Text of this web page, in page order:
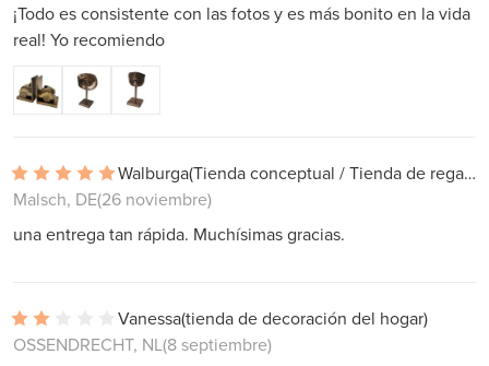
¡Todo es consistente con las fotos y es más bonito en la vida
real! Yo recomiendo
Walburga
(Tienda conceptual / Tienda de regalos)
Malsch, DE(26 noviembre)
una entrega tan rápida. Muchísimas gracias.
Vanessa(tienda de decoración del hogar)
OSSENDRECHT, NL(8 septiembre)